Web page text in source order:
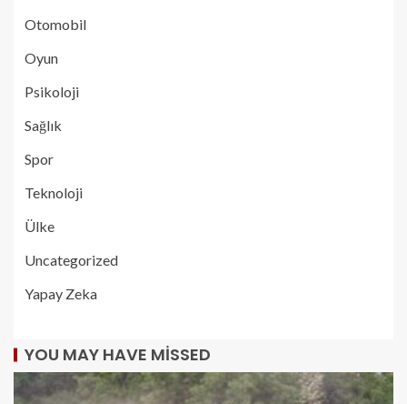
Otomobil
Oyun
Psikoloji
Sağlık
Spor
Teknoloji
Ülke
Uncategorized
Yapay Zeka
YOU MAY HAVE MISSED